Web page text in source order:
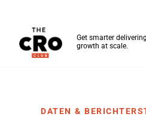
Get smarter
growth at scale.
DATEN &